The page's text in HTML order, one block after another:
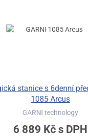
stanice s 6denní
1085 Arcus
GARNI technology
6 889 Kč s DPH